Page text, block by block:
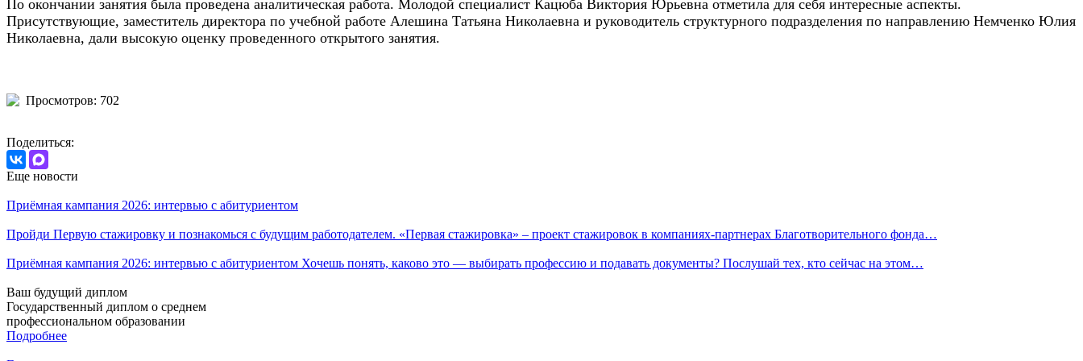
По окончании занятия была проведена аналитическая работа. Молодой специалист Кацюба Виктория Юрьевна отметила для себя интересные аспекты.
Присутствующие, заместитель директора по учебной работе Алешина Татьяна Николаевна и руководитель структурного подразделения по направлению Немченко Юлия
Николаевна, дали высокую оценку проведенного открытого занятия.
Просмотров: 702
Поделиться:
Еще новости
Приёмная кампания 2026: интервью с абитуриентом
Пройди Первую стажировку и познакомься с будущим работодателем. «Первая стажировка» – проект стажировок в компаниях-партнерах Благотворительного фонда…
Приёмная кампания 2026: интервью с абитуриентом Хочешь понять, каково это — выбирать профессию и подавать документы? Послушай тех, кто сейчас на этом…
Ваш будущий диплом
Государственный диплом о среднем
профессиональном образовании
Подробнее